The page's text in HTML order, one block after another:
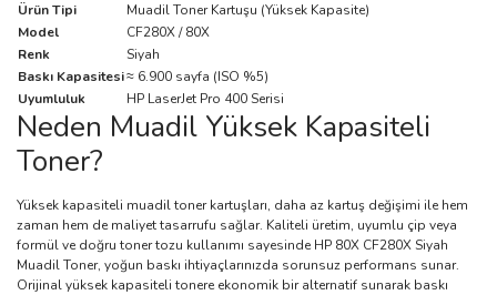
Ürün Tipi
Muadil Toner Kartuşu (Yüksek Kapasite)
Model
CF280X / 80X
Renk
Siyah
Baskı Kapasitesi≈ 6.900 sayfa (ISO %5)
Uyumluluk
HP LaserJet Pro 400 Serisi
Neden Muadil Yüksek Kapasiteli
Toner?
Yüksek kapasiteli muadil toner kartuşları, daha az kartuş değişimi ile hem
zaman hem de maliyet tasarrufu sağlar. Kaliteli üretim, uyumlu çip veya
formül ve doğru toner tozu kullanımı sayesinde HP 80X CF280X Siyah
Muadil Toner, yoğun baskı ihtiyaçlarınızda sorunsuz performans sunar.
Orijinal yüksek kapasiteli tonere ekonomik bir alternatif sunarak baskı